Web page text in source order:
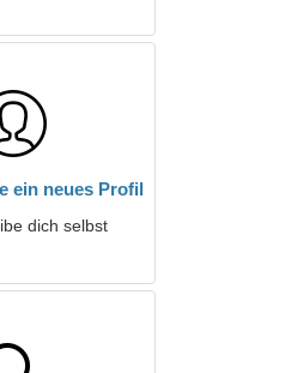
ein neues Profil
dich selbst